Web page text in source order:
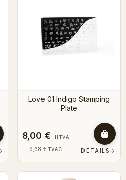
Love 01 Indigo Stamping
Plate
8,00 € HTVA
9,68 € TVAC DÉTAILS →